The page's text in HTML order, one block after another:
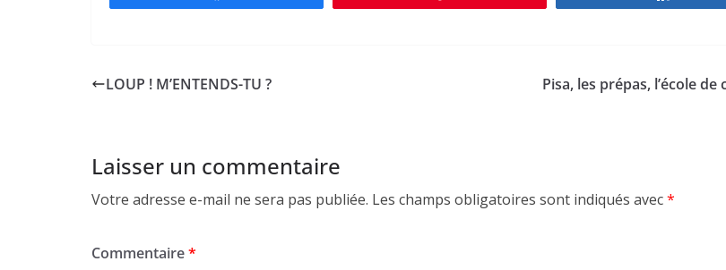
LOUP ! M’ENTENDS-TU ? Pisa, les prépas, l’école de
Laisser un commentaire
Votre adresse e-mail ne sera pas publiée. Les champs obligatoires sont indiqués avec*
Commentaire*